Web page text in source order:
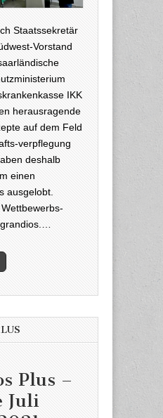
Staatssekretär
Vorstand
IKK
herausragende
auf dem Feld
verpflegung
deshalb
einen
ausgelobt.
Wettbewerbs-
Plus –
Juli